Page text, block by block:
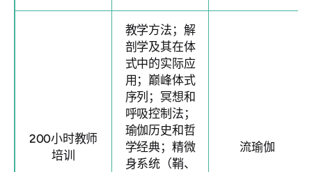
200小时教师
培训
教学方法；解
剖学及其在体
式中的实际应
用；巅峰体式
序列；冥想和
呼吸控制法；
瑜伽历史和哲
学经典；精微
身系统（鞘、
流瑜伽